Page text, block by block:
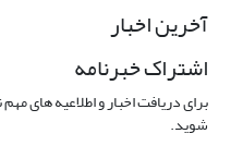
آخرین اخبار
اشتراک خبرنامه
برای دریافت اخبار و اطلاعیه های
شوید.